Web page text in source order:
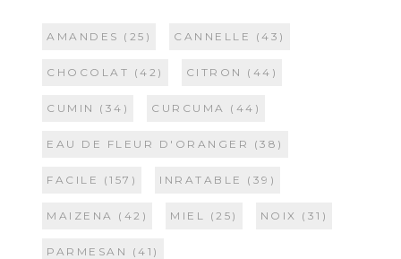
AMANDES (25) CANNELLE (43)
CHOCOLAT (42) CITRON (44)
CUMIN (34) CURCUMA (44)
EAU DE FLEUR D'ORANGER (38)
FACILE (157) INRATABLE (39)
MAIZENA (42) MIEL (25) NOIX (31)
PARMESAN (41)